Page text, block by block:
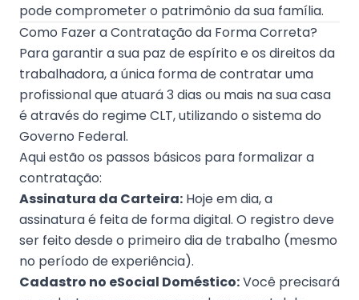
pode comprometer o patrimônio da sua família.
Como Fazer a Contratação da Forma Correta?
Para garantir a sua paz de espírito e os direitos da
trabalhadora, a única forma de contratar uma
profissional que atuará 3 dias ou mais na sua casa
é através do regime CLT, utilizando o sistema do
Governo Federal.
Aqui estão os passos básicos para formalizar a
contratação:
Assinatura da Carteira: Hoje em dia, a
assinatura é feita de forma digital. O registro deve
ser feito desde o primeiro dia de trabalho (mesmo
no período de experiência).
Cadastro no eSocial Doméstico:Você precisará